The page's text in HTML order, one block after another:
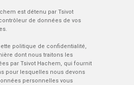
est détenu par Tsivot
de données de vos
politique de confidentialité,
dont nous traitons les
par Tsivot Hachem, qui fournit
pour lesquelles nous devons
personnelles vous